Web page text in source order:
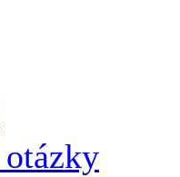
otázky